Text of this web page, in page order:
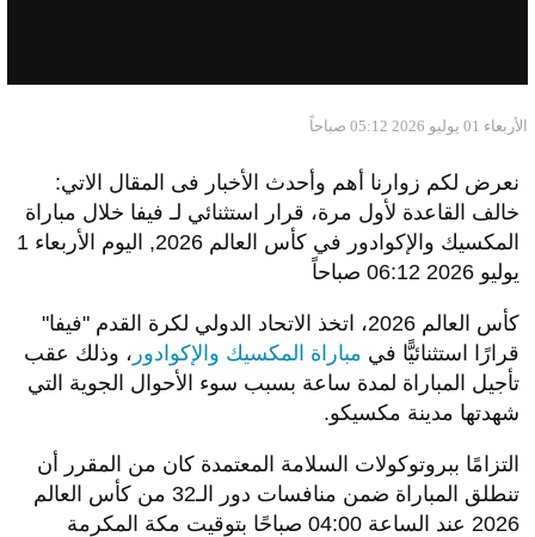
الأربعاء 01 يوليو 2026 05:12 صباحاً
نعرض لكم زوارنا أهم وأحدث الأخبار فى المقال الاتي:
خالف القاعدة لأول مرة، قرار استثنائي لـ فيفا خلال مباراة
المكسيك والإكوادور في كأس العالم 2026, اليوم الأربعاء 1
يوليو 2026 06:12 صباحاً
كأس العالم 2026، اتخذ الاتحاد الدولي لكرة القدم "فيفا"
قرارًا استثنائيًّا في مباراة المكسيك والإكوادور ، وذلك عقب
تأجيل المباراة لمدة ساعة بسبب سوء الأحوال الجوية التي
شهدتها مدينة مكسيكو.
التزامًا ببروتوكولات السلامة المعتمدة كان من المقرر أن
تنطلق المباراة ضمن منافسات دور الـ32 من كأس العالم
2026 عند الساعة 04:00 صباحًا بتوقيت مكة المكرمة